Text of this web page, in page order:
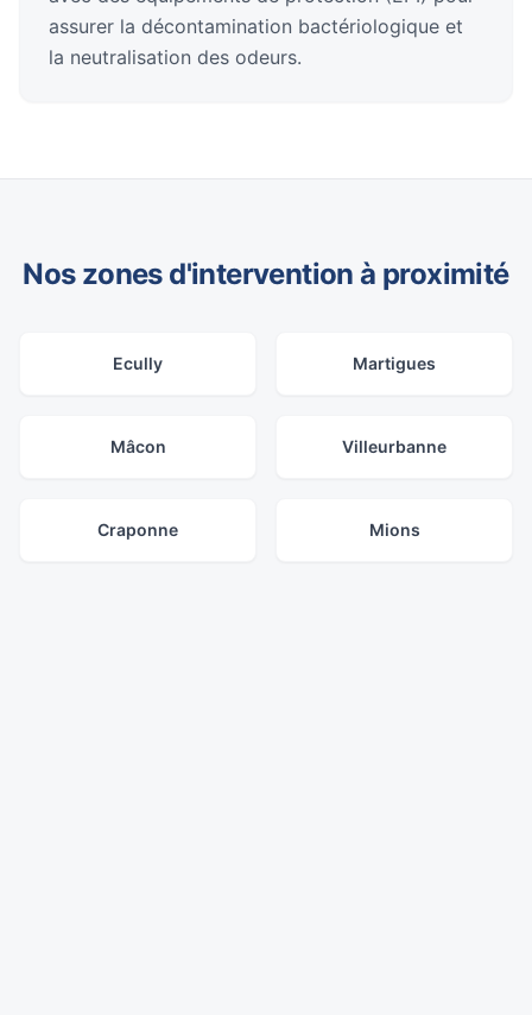
assurer la décontamination bactériologique et
la neutralisation des odeurs.
Nos zones d'intervention à proximité
Ecully Martigues
Mâcon Villeurbanne
Craponne Mions